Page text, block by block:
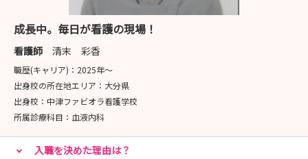
成長中。毎日が看護の現場！
看護師 清末 彩香
職歴(キャリア)： 2025年〜
出身校の所在地エリア： 大分県
出身校： 中津ファビオラ看護学校
所属診療科目： 血液内科
入職を決めた理由は？